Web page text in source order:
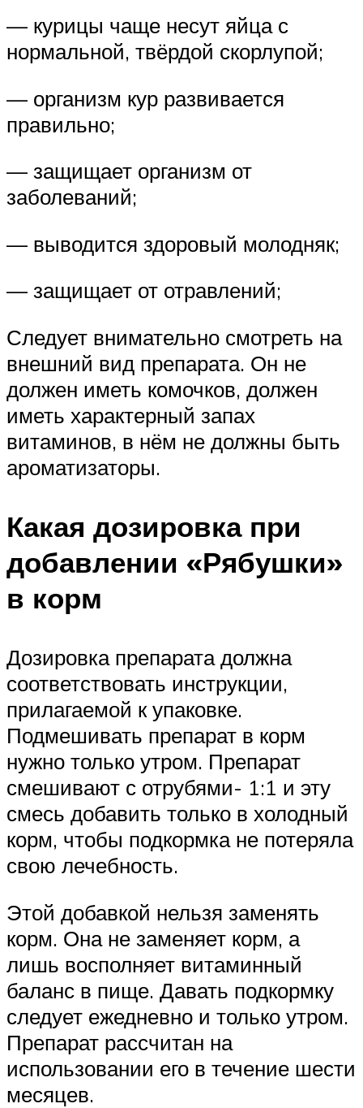
— курицы чаще несут яйца с
нормальной, твёрдой скорлупой;
— организм кур развивается
правильно;
— защищает организм от
заболеваний;
— выводится здоровый молодняк;
— защищает от отравлений;
Следует внимательно смотреть на
внешний вид препарата. Он не
должен иметь комочков, должен
иметь характерный запах
витаминов, в нём не должны быть
ароматизаторы.
Какая дозировка при
добавлении «Рябушки»
в корм
Дозировка препарата должна
соответствовать инструкции,
прилагаемой к упаковке.
Подмешивать препарат в корм
нужно только утром. Препарат
смешивают с отрубями- 1:1 и эту
смесь добавить только в холодный
корм, чтобы подкормка не потеряла
свою лечебность.
Этой добавкой нельзя заменять
корм. Она не заменяет корм, а
лишь восполняет витаминный
баланс в пище. Давать подкормку
следует ежедневно и только утром.
Препарат рассчитан на
использовании его в течение шести
месяцев.